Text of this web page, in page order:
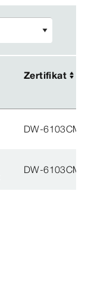
Zertifikat
Zertifikat
DW-
DW-